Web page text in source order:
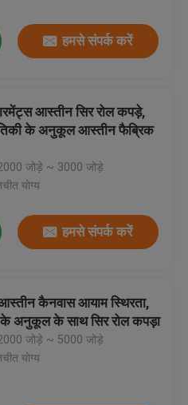
हमसे संपर्क करें
आस्तीन सिर रोल कपड़े,
के अनुकूल आस्तीन फैब्रिक
जोड़े ~ 3000 जोड़े
योग्य
हमसे संपर्क करें
आस्तीन कैनवास आयाम स्थिरता,
के अनुकूल के साथ सिर रोल कपड़ा
जोड़े ~ 5000 जोड़े
योग्य